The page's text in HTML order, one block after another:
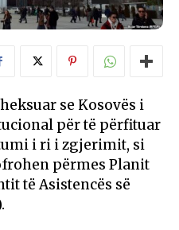
se Kosovës i
për të përfituar
i ri i zgjerimit, si
përmes Planit
të Asistencës së